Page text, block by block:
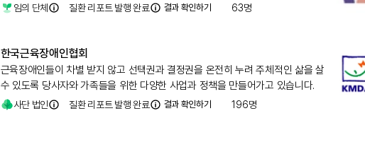
임의 단체 질환 리포트 발행 완료 결과 확인하기 63명
한국근육장애인협회
근육장애인들이 차별 받지 않고 선택권과 결정권을 온전히 누려 주체적인 삶을 살
수 있도록 당사자와 가족들을 위한 다양한 사업과 정책을 만들어가고 있습니다.
사단 법인 질환 리포트 발행 완료 결과 확인하기 196명